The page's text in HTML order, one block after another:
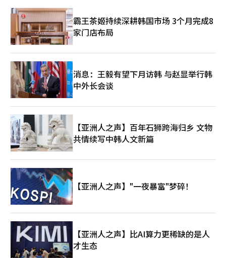
主导全球能源秩序。然而现在，中国凭借“购买力”本身在推动地
缘政治的发展。作为全球最大的制造业国家和消费市场，中国仅凭
购买原油的能力，就成为国际秩序的核心参与者。在这一点上，韩
国和日本的战略价值再次浮现。能够在东北亚建立与中国平起平坐
的经济和技术轴心的国家，最终只有韩国和日本。日本仍然拥有世
界一流的材料、零部件、设备技术和金融竞争力。韩国则在半导
体、电池、人工智能服务器、造船、文化产业和高端制造业方面具
备竞争力。如果韩国和日本能够超越历史冲突，加强战略合作，局
势将会有所不同。美国对此也有强烈的期待，因为单靠美国来制衡
中国的成本和负担太大。如果韩日合作在供应链、人工智能、航
天、核电、军工和生物产业等领域扩大，东北亚有可能形成新的平
衡轴心。尤其是人工智能时代为韩国和日本提供了新的机会。如果
中国在规模和速度上推进，韩国和日本则可以通过超精密技术、人
工智能半导体、高端制造业和机器人技术进行应对。在东北亚三国
竞争与合作的结构中，全球高端产业的核心舞台正逐渐向太平洋西
岸转移。这并非偶然。在工业革命之前，世界经济的中心实际上是
亚洲。中国和印度占据了全球GDP的相当一部分，丝绸之路和海上
贸易的中心也在亚洲。然而，自英国工业革命以来，世界霸权转向
了欧洲和美国。而现在，方向再次发生了变化。全球最大的制造业
国家是中国。全球最高水平的半导体内存生产国是韩国。精密制造
和机器人技术强国是日本。最终，全球产业和供应链、人工智能和
半导体的核心轴心再次汇聚到东北亚三国。历史并不是直线流动
的，而是循环的。工业革命后向西方转移的世界霸权，如今又回到
了东方。然而，现实绝非简单。美国仍然是全球最强大的军事和金
融国家。中国掌握着制造业、供应链和消费市场。俄罗斯虽然弱
化，但仍是拥有核武器和资源的军事强国，而欧洲在增长停滞中依
霸王茶姬持续深耕韩国市场 3个月完成8
家门店布局
消息：王毅有望下月访韩 与赵显举行韩
中外长会谈
【亚洲人之声】百年石狮跨海归乡 文物
共情续写中韩人文新篇
【亚洲人之声】"一夜暴富"梦碎！
【亚洲人之声】比AI算力更稀缺的是人
才生态